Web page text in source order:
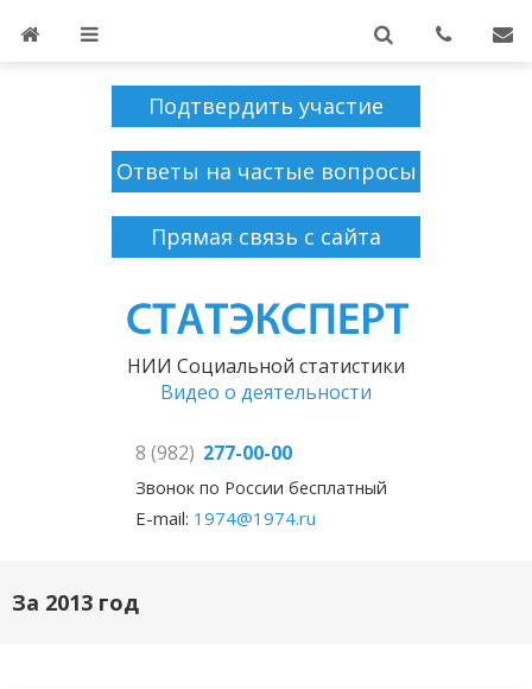
Подтвердить участие
Ответы на частые вопросы
Прямая связь с сайта
НИИ Социальной статистики
Видео о деятельности
8 (982) 277-00-00
Звонок по России бесплатный
E-mail: 1974@1974.ru
За 2013 год